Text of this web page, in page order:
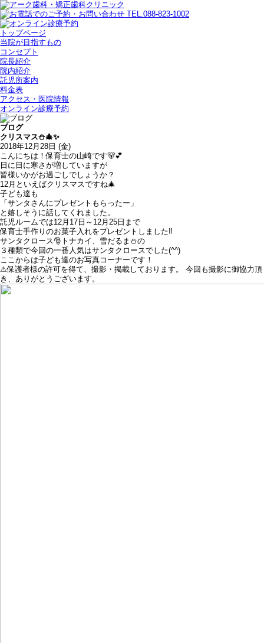
トップページ
当院が目指すもの
コンセプト
院長紹介
院内紹介
託児所案内
料金表
アクセス・医院情報
オンライン診療予約
ブログ
クリスマス⛄🎄✨
2018年12月28日 (金)
こんにちは！保育士の山崎です🐻💕
日に日に寒さが増していますが
皆様いかがお過ごしでしょうか？
12月といえばクリスマスですね🎄
子ども達も
「サンタさんにプレゼントもらったー」
と嬉しそうに話してくれました。
託児ルームでは12月17日～12月25日まで
保育士手作りのお菓子入れをプレゼントしました‼
サンタクロース🎅トナカイ、雪だるま⛄の
３種類で今回の一番人気はサンタクロースでした(^^)
ここからは子ども達のお写真コーナーです！
⚠保護者様の許可を得て、撮影・掲載しております。 今回も撮影に御協力頂
き、ありがとうございます。